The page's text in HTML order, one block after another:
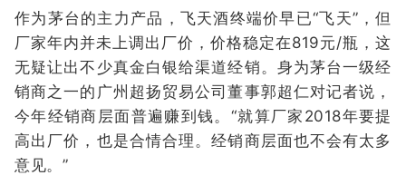
作为茅台的主力产品，飞天酒终端价早已“飞天”，但
厂家年内并未上调出厂价，价格稳定在819元/瓶，这
无疑让出不少真金白银给渠道经销。身为茅台一级经
销商之一的广州超扬贸易公司董事郭超仁对记者说，
今年经销商层面普遍赚到钱。“就算厂家2018年要提
高出厂价，也是合情合理。经销商层面也不会有太多
意见。”